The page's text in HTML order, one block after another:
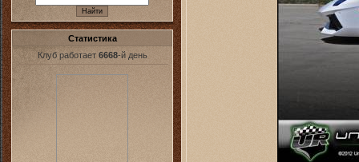
Статистика
Клуб работает 6668-й день